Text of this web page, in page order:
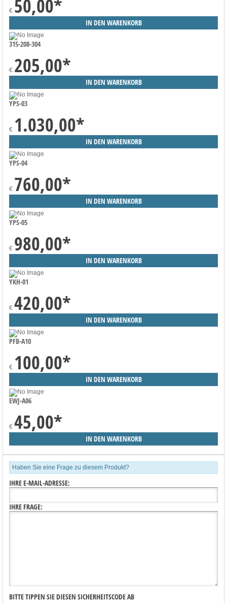
€ 50,00*
315-208-304
€ 205,00*
YPS-03
€ 1.030,00*
YPS-04
€ 760,00*
YPS-05
€ 980,00*
YKH-01
€ 420,00*
PFB-A10
€ 100,00*
EWJ-A06
€ 45,00*
Haben Sie eine Frage zu diesem Produkt?
IHRE E-MAIL-ADRESSE:
IHRE FRAGE:
BITTE TIPPEN SIE DIESEN SICHERHEITSCODE AB